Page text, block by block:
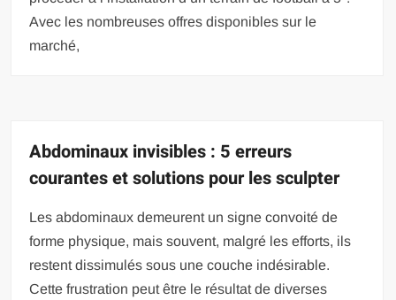
Avec les nombreuses offres disponibles sur le
marché,
Abdominaux invisibles : 5 erreurs
courantes et solutions pour les sculpter
Les abdominaux demeurent un signe convoité de
forme physique, mais souvent, malgré les efforts, ils
restent dissimulés sous une couche indésirable.
Cette frustration peut être le résultat de diverses